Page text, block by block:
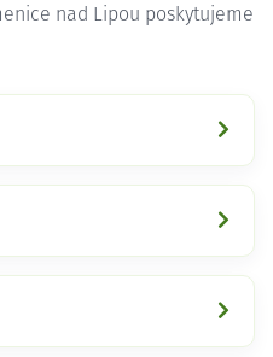
nad Lipou poskytujeme